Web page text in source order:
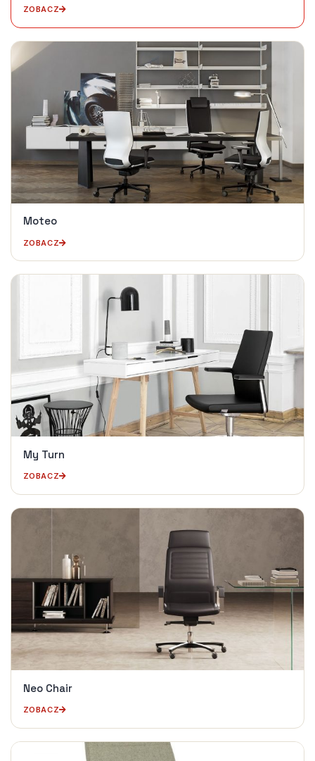
ZOBACZ
Moteo
ZOBACZ
My Turn
ZOBACZ
Neo Chair
ZOBACZ